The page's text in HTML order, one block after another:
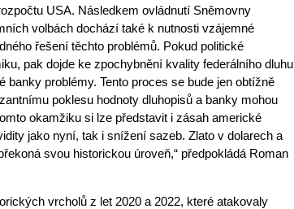
USA. Následkem ovládnutí Sněmovny
volbách dochází také k nutnosti vzájemné
řešení těchto problémů. Pokud politické
pak dojde ke zpochybnění kvality federálního dluhu
banky problémy. Tento proces se bude jen obtížně
poklesu hodnoty dluhopisů a banky mohou
okamžiku si lze představit i zásah americké
jako nyní, tak i snížení sazeb. Zlato v dolarech a
svou historickou úroveň,“ předpokládá Roman
vrcholů z let 2020 a 2022, které atakovaly